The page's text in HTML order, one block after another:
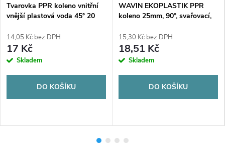
Tvarovka PPR koleno vnitřní
vnější plastová voda 45° 20
14,05 Kč bez DPH
17 Kč
Skladem
DO KOŠÍKU
WAVIN EKOPLASTIK PPR
koleno 25mm, 90°, svařovací,
15,30 Kč bez DPH
18,51 Kč
Skladem
DO KOŠÍKU